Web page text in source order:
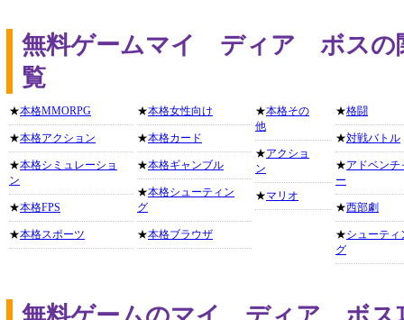
無料ゲームマイ ディア ボスの
覧
★本格MMORPG
★本格アクション
★本格シミュレーショ
ン
★本格FPS
★本格スポーツ
★本格女性向け
★本格カード
★本格ギャンブル
★本格シューティン
グ
★本格ブラウザ
★本格その
他
★アクショ
ン
★マリオ
★格闘
★対戦バトル
★アドベンチ
ー
★西部劇
★シューティ
グ